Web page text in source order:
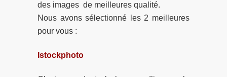
des images de meilleures qualité.
Nous avons sélectionné les 2 meilleures
pour vous :
Istockphoto